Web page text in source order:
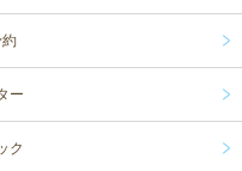
お待ちしております!
キャビテーションとEMSの同時出
ンとEMSの同時出力が可能な痩身マ
ー
ク